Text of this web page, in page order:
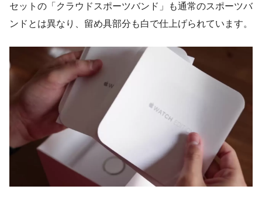
セットの「クラウドスポーツバンド」も通常のスポーツバ
ンドとは異なり、留め具部分も白で仕上げられています。